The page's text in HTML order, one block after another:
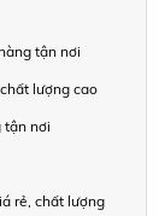
tận nơi
lượng cao
tận nơi
rẻ, chất lượng